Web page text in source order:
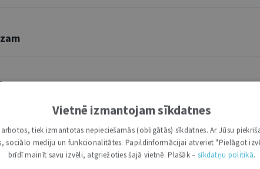
izpratni
krīzes juridiskās sekas
Vietnē izmantojam sīkdatnes
tiek izmantotas nepieciešamās (obligātās) sīkdatnes. Ar Jūsu
sociālo mediju un funkcionalitātes. Papildinformācijai atveriet "Pielāgot
brīdī mainīt savu izvēli, atgriežoties šajā vietnē. Plašāk – sīkdatņu politikā.